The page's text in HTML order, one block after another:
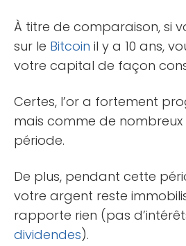
À titre de comparaison, si
sur le Bitcoin il y a 10 ans,
votre capital de façon
Certes, l’or a fortement
mais comme de
période.
De plus, pendant cette
votre argent reste
rapporte rien (pas
dividendes).